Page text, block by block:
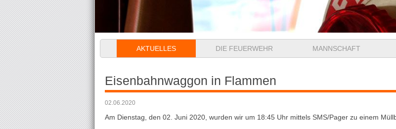
Navigation
AKTUELLES DIE FEUERWEHR MANNSCHAFT
Eisenbahnwaggon in Flammen
02.06.2020
Am Dienstag, den 02. Juni 2020, wurden wir um 18:45 Uhr mittels SMS/Pager zu einem